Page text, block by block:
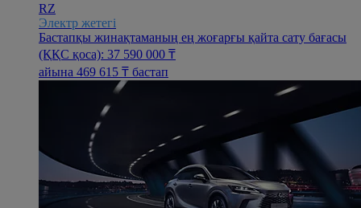
RZ
Электр жетегі
Бастапқы жинақтаманың ең жоғарғы қайта сату бағасы
(ҚҚС қоса): 37 590 000 ₸
айына 469 615 ₸ бастап